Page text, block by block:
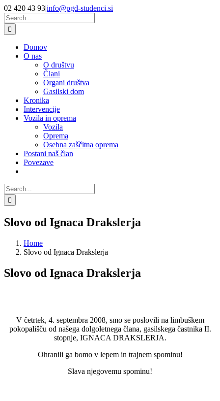
Skip
to
content
Facebook
YouTube
02 420 43 93|info@pgd-studenci.si
Search
for:
Domov
O nas
O društvu
Člani
Organi društva
Gasilski dom
Kronika
Intervencije
Vozila in oprema
Vozila
Oprema
Osebna zaščitna oprema
Postani naš član
Povezave
Search
for:
Slovo od Ignaca Drakslerja
Home
Slovo od Ignaca Drakslerja
Slovo od Ignaca Drakslerja
V četrtek, 4. septembra 2008, smo se poslovili na limbuškem
pokopališču od našega dolgoletnega člana, gasilskega častnika II.
stopnje, IGNACA DRAKSLERJA.
Ohranili ga bomo v lepem in trajnem spominu!
Slava njegovemu spominu!